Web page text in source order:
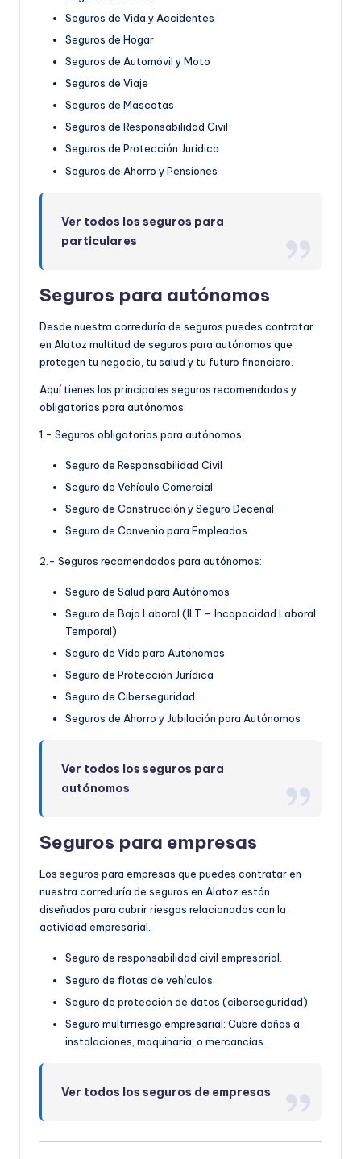
Seguros de Vida y Accidentes
Seguros de Hogar
Seguros de Automóvil y Moto
Seguros de Viaje
Seguros de Mascotas
Seguros de Responsabilidad Civil
Seguros de Protección Jurídica
Seguros de Ahorro y Pensiones
Ver todos los seguros para
particulares
Seguros para autónomos
Desde nuestra correduría de seguros puedes contratar
en Alatoz multitud de seguros para autónomos que
protegen tu negocio, tu salud y tu futuro financiero.
Aquí tienes los principales seguros recomendados y
obligatorios para autónomos:
1.- Seguros obligatorios para autónomos:
Seguro de Responsabilidad Civil
Seguro de Vehículo Comercial
Seguro de Construcción y Seguro Decenal
Seguro de Convenio para Empleados
2.- Seguros recomendados para autónomos:
Seguro de Salud para Autónomos
Seguro de Baja Laboral (ILT – Incapacidad Laboral
Temporal)
Seguro de Vida para Autónomos
Seguro de Protección Jurídica
Seguro de Ciberseguridad
Seguros de Ahorro y Jubilación para Autónomos
Ver todos los seguros para
autónomos
Seguros para empresas
Los seguros para empresas que puedes contratar en
nuestra correduría de seguros en Alatoz están
diseñados para cubrir riesgos relacionados con la
actividad empresarial.
Seguro de responsabilidad civil empresarial.
Seguro de flotas de vehículos.
Seguro de protección de datos (ciberseguridad).
Seguro multirriesgo empresarial: Cubre daños a
instalaciones, maquinaria, o mercancías.
Ver todos los seguros de empresas